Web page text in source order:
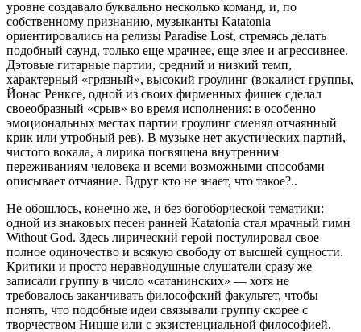
уровне создавало буквально несколько команд, и, по
собственному признанию, музыканты Katatonia
ориентировались на релизы Paradise Lost, стремясь делать
подобный саунд, только еще мрачнее, еще злее и агрессивнее.
Дэтовые гитарные партии, средний и низкий темп,
характерный «грязный», высокий гроулинг (вокалист группы,
Йонас Ренксе, одной из своих фирменных фишек сделал
своеобразный «срыв» во время исполнения: в особенно
эмоциональных местах партии гроулинг сменял отчаянный
крик или утробный рев). В музыке нет акустических партий,
чистого вокала, а лирика посвящена внутренним
переживаниям человека и всеми возможными способами
описывает отчаяние. Вдруг кто не знает, что такое?..
Не обошлось, конечно же, и без богоборческой тематики:
одной из знаковых песен ранней Katatonia стал мрачный гимн
Without God. Здесь лирический герой постулировал свое
полное одиночество и всякую свободу от высшей сущности.
Критики и просто неравнодушные слушатели сразу же
записали группу в число «сатанинских» — хотя не
требовалось заканчивать философский факультет, чтобы
понять, что подобные идеи связывали группу скорее с
творчеством Ницше или с экзистенциальной философией.